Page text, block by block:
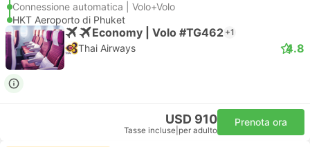
Connessione automatica | Volo+Volo
HKT Aeroporto di Phuket
Economy | Volo #TG462 +1
Thai Airways 4.8
USD 910
Tasse incluse per adulto
Prenota ora